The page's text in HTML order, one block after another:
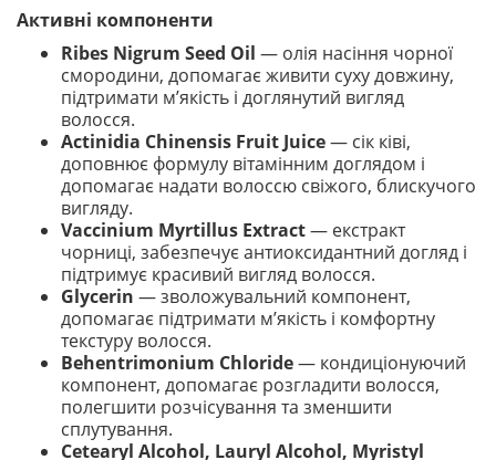
Активні компоненти
Ribes Nigrum Seed Oil — олія насіння чорної
смородини, допомагає живити суху довжину,
підтримати м’якість і доглянутий вигляд
волосся.
Actinidia Chinensis Fruit Juice— сік ківі,
доповнює формулу вітамінним доглядом і
допомагає надати волоссю свіжого, блискучого
вигляду.
Vaccinium Myrtillus Extract— екстракт
чорниці, забезпечує антиоксидантний догляд і
підтримує красивий вигляд волосся.
Glycerin — зволожувальний компонент,
допомагає підтримати м’якість і комфортну
текстуру волосся.
Behentrimonium Chloride— кондиціонуючий
компонент, допомагає розгладити волосся,
полегшити розчісування та зменшити
сплутування.
Cetearyl Alcohol, Lauryl Alcohol, Myristyl